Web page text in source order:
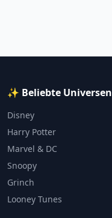
✨ Beliebte Universen
Disney
Harry Potter
Marvel & DC
Snoopy
Grinch
Looney Tunes